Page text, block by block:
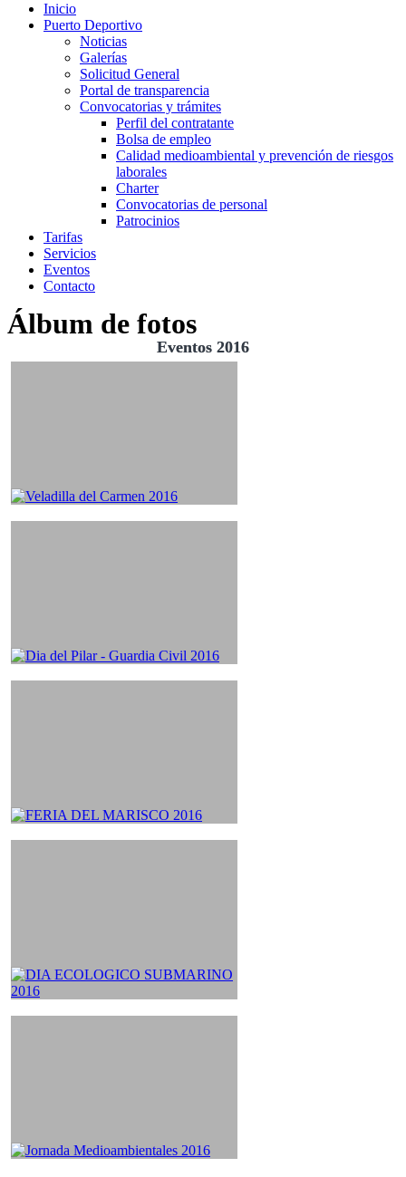
Inicio
Puerto Deportivo
Noticias
Galerías
Solicitud General
Portal de transparencia
Convocatorias y trámites
Perfil del contratante
Bolsa de empleo
Calidad medioambiental y prevención de riesgos
laborales
Charter
Convocatorias de personal
Patrocinios
Tarifas
Servicios
Eventos
Contacto
Álbum de fotos
Eventos 2016